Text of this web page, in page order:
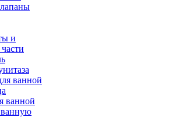
и
ванной
ванной